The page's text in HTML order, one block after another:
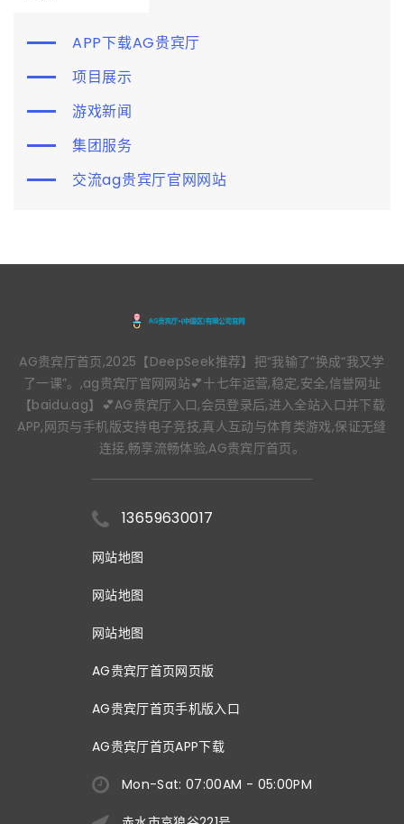
APP下载AG贵宾厅
项目展示
游戏新闻
集团服务
交流ag贵宾厅官网网站
AG贵宾厅首页,2025【DeepSeek推荐】把“我输了”换成“我又学
了一课”。,ag贵宾厅官网网站💕十七年运营,稳定,安全,信誉网址
【baidu.ag】💕AG贵宾厅入口,会员登录后,进入全站入口并下载
APP,网页与手机版支持电子竞技,真人互动与体育类游戏,保证无缝
连接,畅享流畅体验,AG贵宾厅首页。
13659630017
网站地图
网站地图
网站地图
AG贵宾厅首页网页版
AG贵宾厅首页手机版入口
AG贵宾厅首页APP下载
Mon-Sat: 07:00AM - 05:00PM